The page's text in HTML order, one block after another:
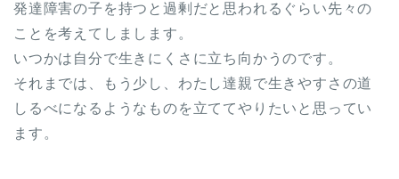
発達障害の子を持つと過剰だと思われるぐらい先々の
ことを考えてしまします。
いつかは自分で生きにくさに立ち向かうのです。
それまでは、もう少し、わたし達親で生きやすさの道
しるべになるようなものを立ててやりたいと思ってい
ます。